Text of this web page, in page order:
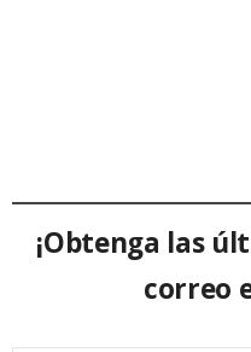
¡Obtenga las
correo